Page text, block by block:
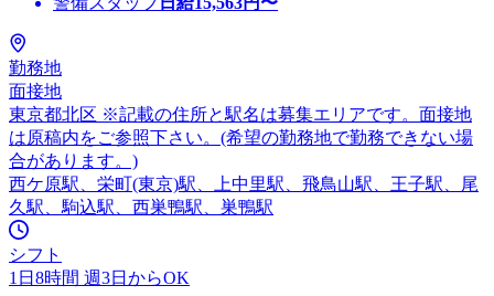
勤務地
面接地
東京都北区 ※記載の住所と駅名は募集エリアです。面接地
は原稿内をご参照下さい。(希望の勤務地で勤務できない場
合があります。)
西ケ原駅、栄町(東京)駅、上中里駅、飛鳥山駅、王子駅、尾
久駅、駒込駅、西巣鴨駅、巣鴨駅
シフト
1日8時間 週3日からOK